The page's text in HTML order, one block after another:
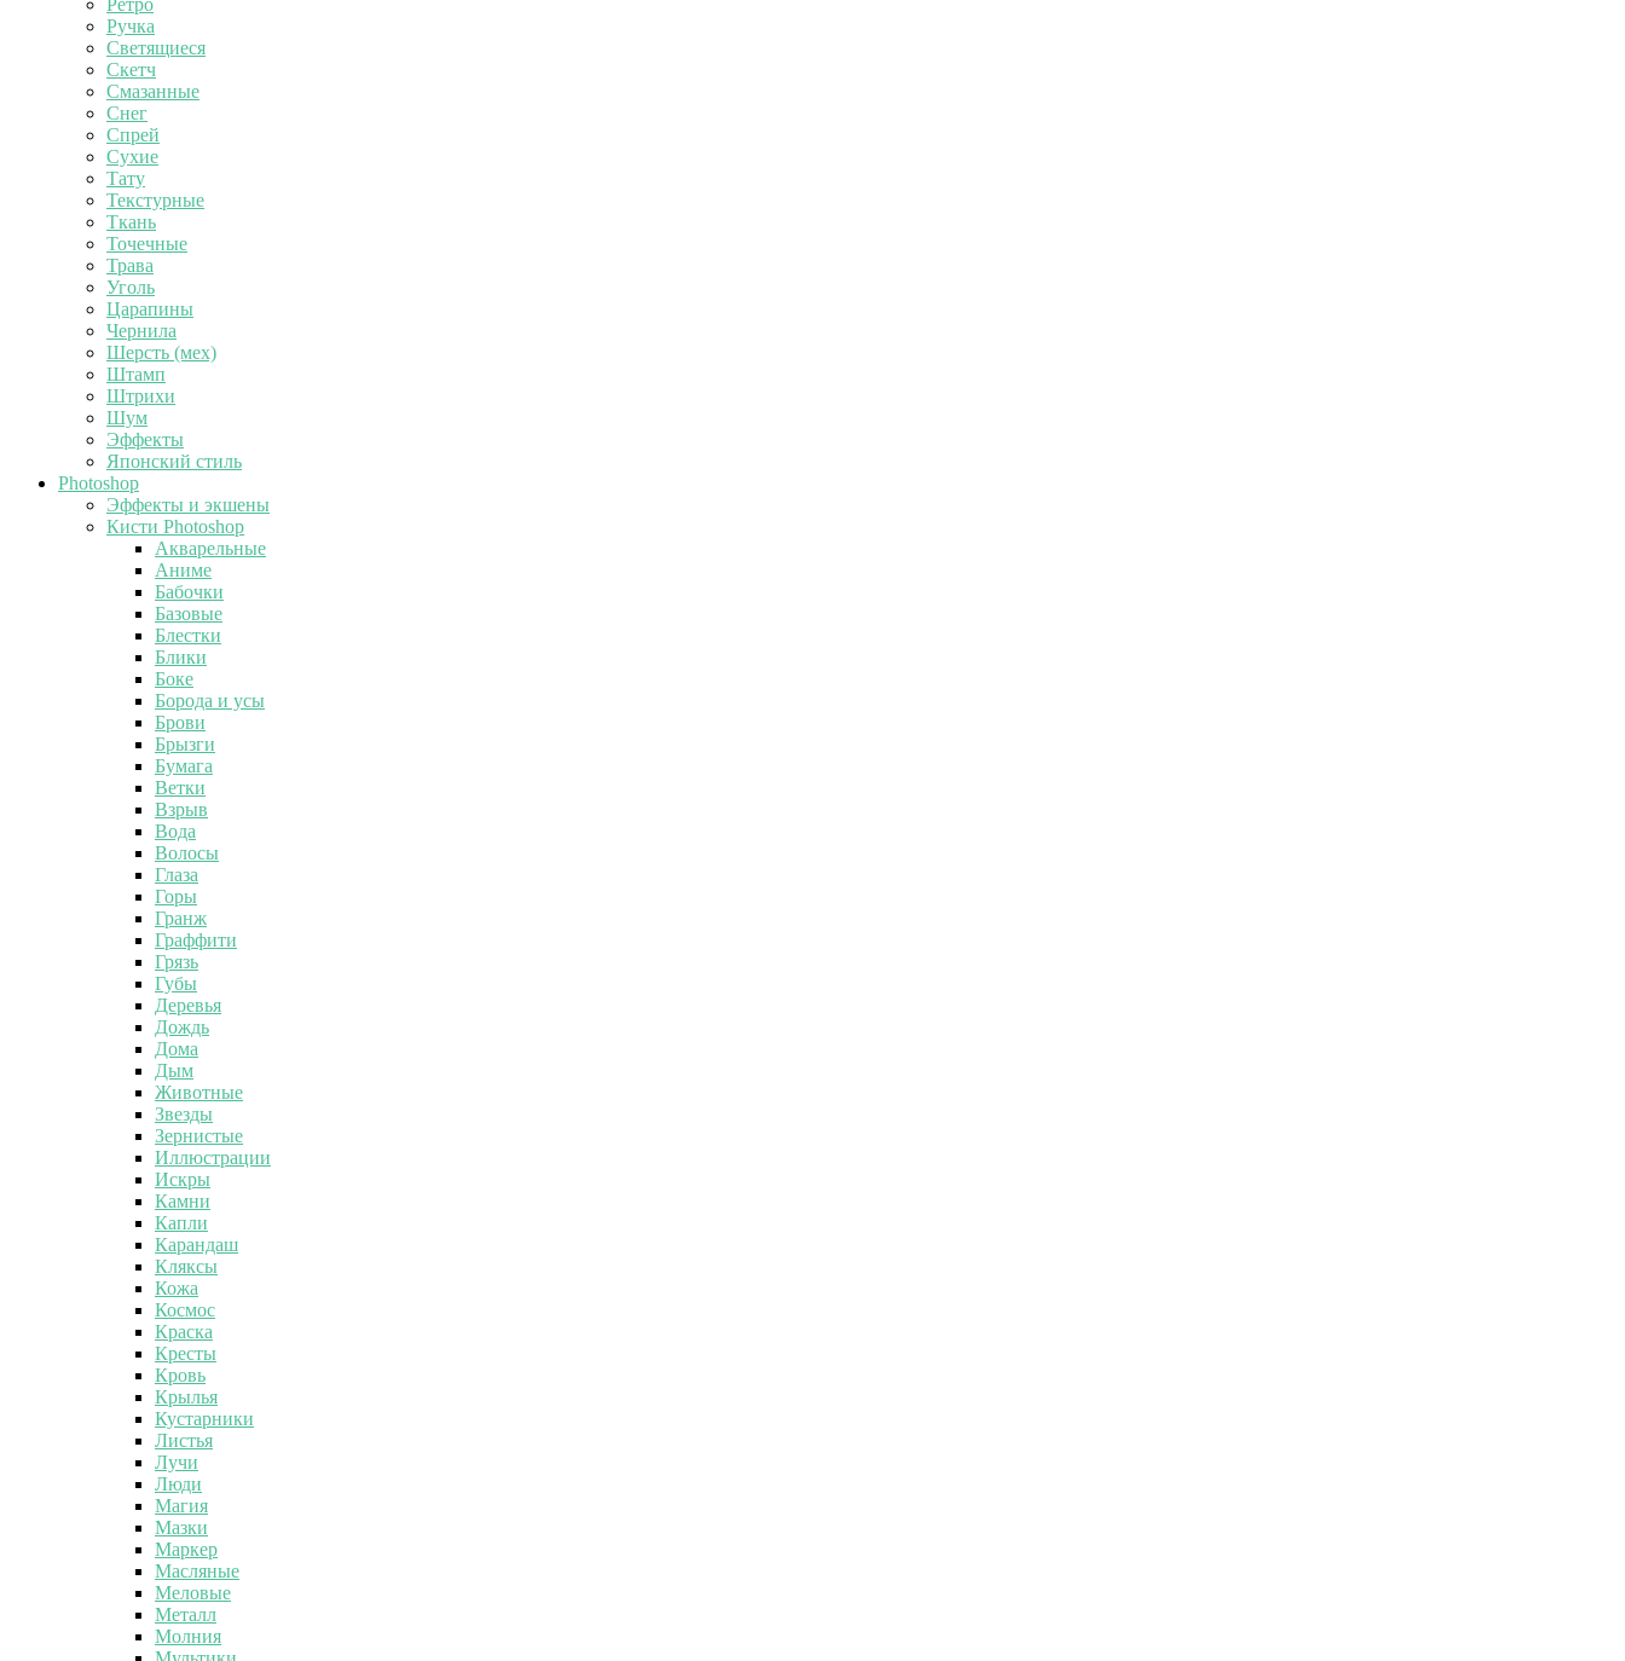
Ретро
Ручка
Светящиеся
Скетч
Смазанные
Снег
Спрей
Сухие
Тату
Текстурные
Ткань
Точечные
Трава
Уголь
Царапины
Чернила
Шерсть (мех)
Штамп
Штрихи
Шум
Эффекты
Японский стиль
Photoshop
Эффекты и экшены
Кисти Photoshop
Акварельные
Аниме
Бабочки
Базовые
Блестки
Блики
Боке
Борода и усы
Брови
Брызги
Бумага
Ветки
Взрыв
Вода
Волосы
Глаза
Горы
Гранж
Граффити
Грязь
Губы
Деревья
Дождь
Дома
Дым
Животные
Звезды
Зернистые
Иллюстрации
Искры
Камни
Капли
Карандаш
Кляксы
Кожа
Космос
Краска
Кресты
Кровь
Крылья
Кустарники
Листья
Лучи
Люди
Магия
Мазки
Маркер
Масляные
Меловые
Металл
Молния